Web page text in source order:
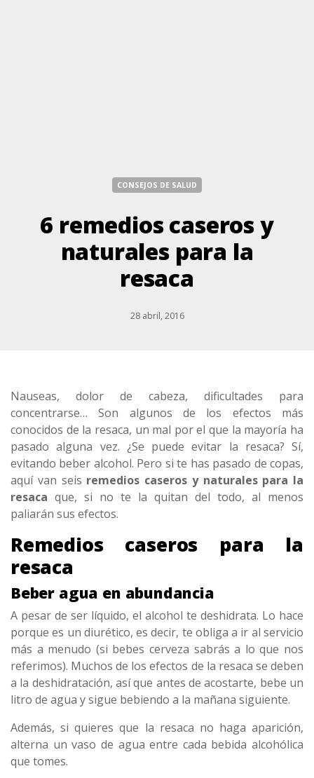
CONSEJOS DE SALUD
6 remedios caseros y
naturales para la
resaca
28 abril, 2016
Nauseas, dolor de cabeza, dificultades para
concentrarse… Son algunos de los efectos más
conocidos de la resaca, un mal por el que la mayoría ha
pasado alguna vez. ¿Se puede evitar la resaca? Sí,
evitando beber alcohol. Pero si te has pasado de copas,
aquí van seis remedios caseros y naturales para la
resaca que, si no te la quitan del todo, al menos
paliarán sus efectos.
Remedios caseros para la
resaca
Beber agua en abundancia
A pesar de ser líquido, el alcohol te deshidrata. Lo hace
porque es un diurético, es decir, te obliga a ir al servicio
más a menudo (si bebes cerveza sabrás a lo que nos
referimos). Muchos de los efectos de la resaca se deben
a la deshidratación, así que antes de acostarte, bebe un
litro de agua y sigue bebiendo a la mañana siguiente.
Además, si quieres que la resaca no haga aparición,
alterna un vaso de agua entre cada bebida alcohólica
que tomes.